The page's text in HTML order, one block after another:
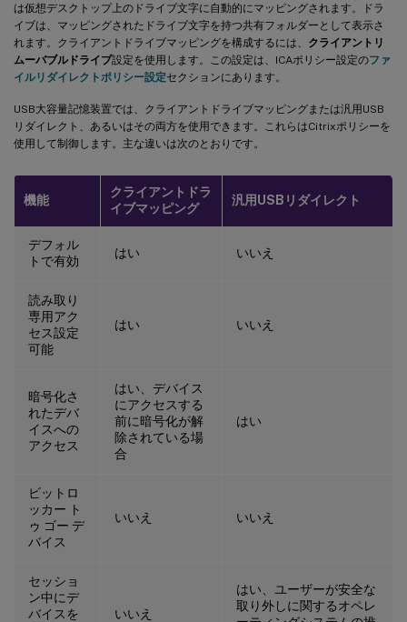
は仮想デスクトップ上のドライブ文字に自動的にマッピングされます。ドラ
イブは、マッピングされたドライブ文字を持つ共有フォルダーとして表示さ
れます。クライアントドライブマッピングを構成するには、 クライアントリ
ムーバブルドライブ設定を使用します。この設定は、ICAポリシー設定のファ
イルリダイレクトポリシー設定セクションにあります。
USB大容量記憶装置では、クライアントドライブマッピングまたは汎用USB
リダイレクト、あるいはその両方を使用できます。これらはCitrixポリシーを
使用して制御します。主な違いは次のとおりです。
機能
クライアントドラ
イブマッピング
汎用USBリダイレクト
デフォル
トで有効
はい いいえ
読み取り
専用アク
セス設定
可能
はい いいえ
暗号化さ
れたデバ
イスへの
アクセス
はい、デバイス
にアクセスする
前に暗号化が解
除されている場
合
はい
ビットロ
ッカー ト
ゥ ゴー デ
バイス
いいえ いいえ
セッショ
ン中にデ
バイスを
いいえ
はい、ユーザーが安全な
取り外しに関するオペレ